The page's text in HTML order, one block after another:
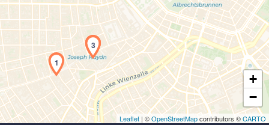
Laden der Karte...
1
2
3
+
−
Leaflet | ©OpenStreetMapcontributors ©CARTO